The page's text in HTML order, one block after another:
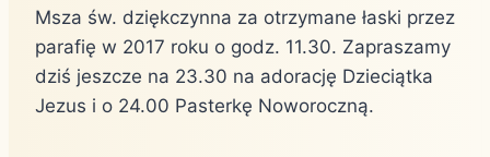
Msza św. dziękczynna za otrzymane łaski przez
parafię w 2017 roku o godz. 11.30. Zapraszamy
dziś jeszcze na 23.30 na adorację Dzieciątka
Jezus i o 24.00 Pasterkę Noworoczną.